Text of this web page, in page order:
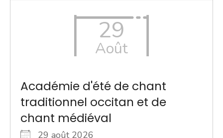
29
Août
Académie d'été de chant
traditionnel occitan et de
chant médiéval
29 août 2026